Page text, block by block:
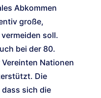
Abkommen
große,
soll.
bei der 80.
Nationen
Die
sich die